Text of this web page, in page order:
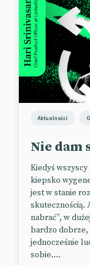
wyniki
dorosłych
obecność
milenialsów i
Jednak
zdalnych
medium.
Marketing
YouTube
Zbanowani
Platforma
usunęła za
projektu
Aktualności
Nie dam
Kiedyś
kiepsko
jest w stanie
skutecznością.
nabrać”, w
bardzo dobrze,
jednocześnie
sobie....